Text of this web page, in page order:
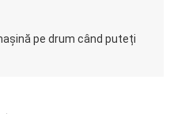
pe drum când puteți